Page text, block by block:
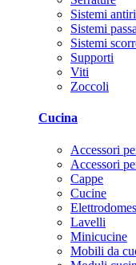
Sistemi
Sistemi
Sistemi
Supporti
Viti
Zoccoli
Cucina
Accessori
Accessori
Cappe
Cucine
Lavelli
Minicucine
Mobili da